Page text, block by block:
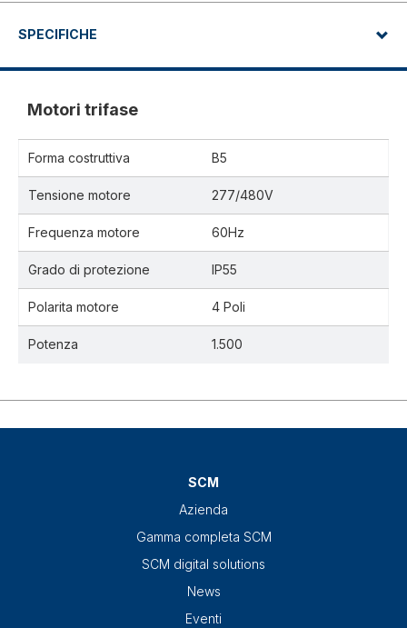
SPECIFICHE
Motori trifase
Forma costruttiva B5
Tensione motore 277/480V
Frequenza motore 60Hz
Grado di protezione IP55
Polarita motore 4 Poli
Potenza 1.500
SCM
Azienda
Gamma completa SCM
SCM digital solutions
News
Eventi